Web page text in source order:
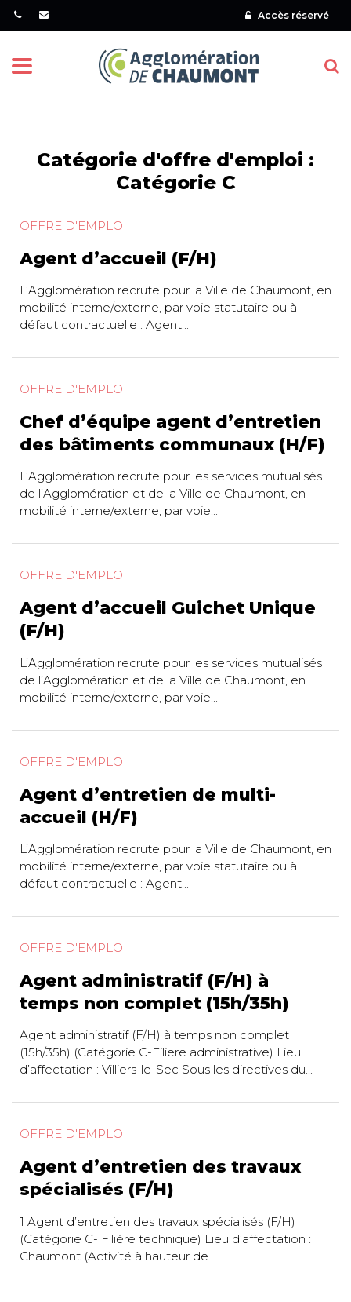
Accès réservé
Menu
Catégorie d'offre d'emploi :
Catégorie C
OFFRE D'EMPLOI
Agent d’accueil (F/H)
L’Agglomération recrute pour la Ville de Chaumont, en
mobilité interne/externe, par voie statutaire ou à
défaut contractuelle : Agent...
OFFRE D'EMPLOI
Chef d’équipe agent d’entretien
des bâtiments communaux (H/F)
L’Agglomération recrute pour les services mutualisés
de l’Agglomération et de la Ville de Chaumont, en
mobilité interne/externe, par voie...
OFFRE D'EMPLOI
Agent d’accueil Guichet Unique
(F/H)
L’Agglomération recrute pour les services mutualisés
de l’Agglomération et de la Ville de Chaumont, en
mobilité interne/externe, par voie...
OFFRE D'EMPLOI
Agent d’entretien de multi-
accueil (H/F)
L’Agglomération recrute pour la Ville de Chaumont, en
mobilité interne/externe, par voie statutaire ou à
défaut contractuelle : Agent...
OFFRE D'EMPLOI
Agent administratif (F/H) à
temps non complet (15h/35h)
Agent administratif (F/H) à temps non complet
(15h/35h) (Catégorie C-Filiere administrative) Lieu
d’affectation : Villiers-le-Sec Sous les directives du...
OFFRE D'EMPLOI
Agent d’entretien des travaux
spécialisés (F/H)
1 Agent d’entretien des travaux spécialisés (F/H)
(Catégorie C- Filière technique) Lieu d’affectation :
Chaumont (Activité à hauteur de...